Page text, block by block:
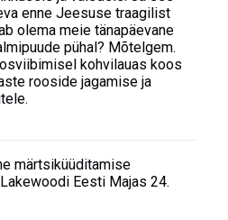
enne Jeesuse traagilist
olema meie tänapäevane
pühal? Mõtelgem.
kohvilauas koos
rooside jagamise ja
märtsiküüditamise
Eesti Majas 24.